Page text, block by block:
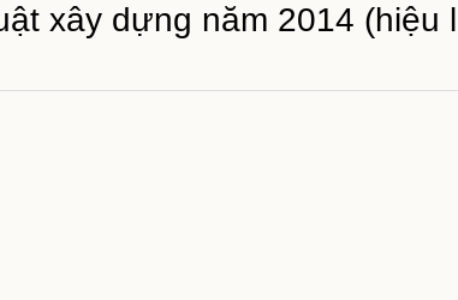
xây dựng năm 2014 (hiệu